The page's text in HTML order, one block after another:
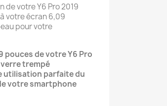
de votre Y6 Pro 2019
votre écran 6,09
pour votre
pouces de votre Y6 Pro
trempé
utilisation parfaite du
votre smartphone